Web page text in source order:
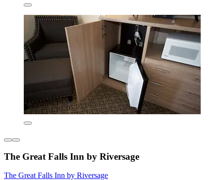
The Great Falls Inn by Riversage
The Great Falls Inn by Riversage